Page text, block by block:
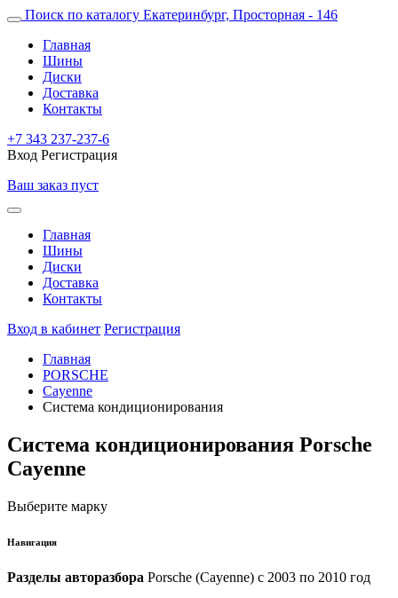
Поиск по каталогу Екатеринбург, Просторная - 146
Главная
Шины
Диски
Доставка
Контакты
+7 343 237-237-6
Вход Регистрация
Ваш заказ пуст
Главная
Шины
Диски
Доставка
Контакты
Вход в кабинет Регистрация
Главная
PORSCHE
Cayenne
Система кондиционирования
Система кондиционирования Porsche
Cayenne
Выберите марку
Навигация
Разделы авторазбора Porsche (Cayenne) с 2003 по 2010 год